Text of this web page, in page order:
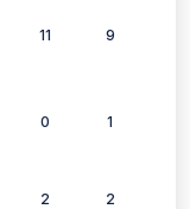
11 9
0 1
2 2